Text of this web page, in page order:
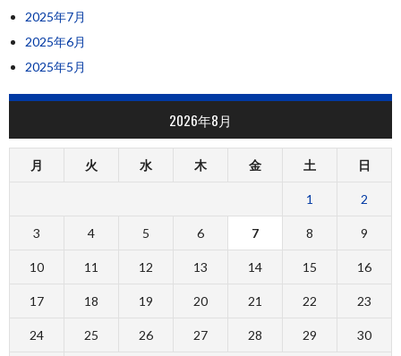
2025年7月
2025年6月
2025年5月
2026年8月
月 火 水 木 金 土 日
1 2
3 4 5 6 7 8 9
10 11 12 13 14 15 16
17 18 19 20 21 22 23
24 25 26 27 28 29 30